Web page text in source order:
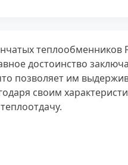
достоинство
позволяет им
своим